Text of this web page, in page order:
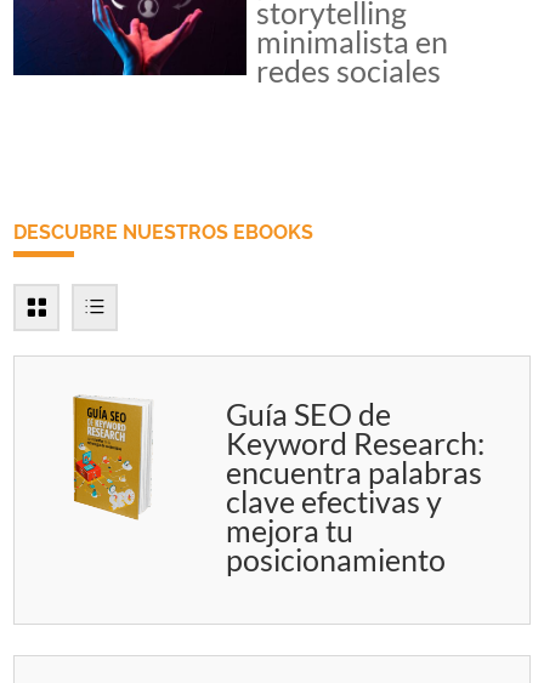
storytelling
minimalista en
redes sociales
DESCUBRE NUESTROS EBOOKS
Guía SEO de
Keyword Research:
encuentra palabras
clave efectivas y
mejora tu
posicionamiento